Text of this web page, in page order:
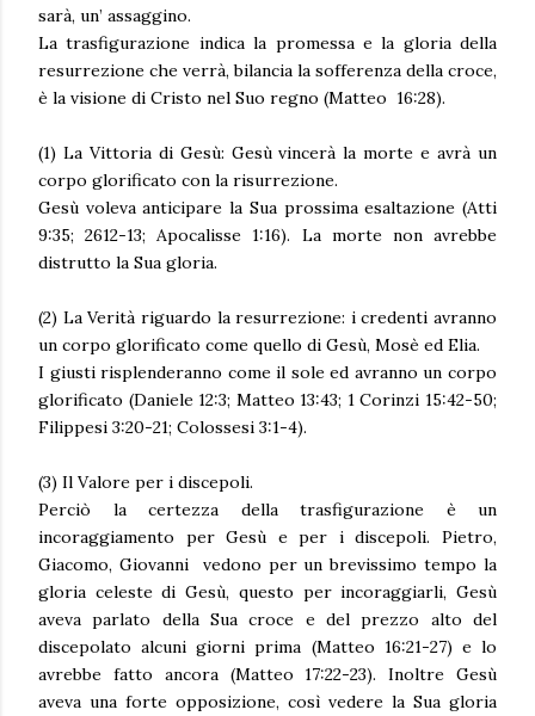
sarà, un’ assaggino.
La trasfigurazione indica la promessa e la gloria della
resurrezione che verrà, bilancia la sofferenza della croce,
è la visione di Cristo nel Suo regno (Matteo 16:28).
(1) La Vittoria di Gesù: Gesù vincerà la morte e avrà un
corpo glorificato con la risurrezione.
Gesù voleva anticipare la Sua prossima esaltazione (Atti
9:35; 2612-13; Apocalisse 1:16). La morte non avrebbe
distrutto la Sua gloria.
(2) La Verità riguardo la resurrezione: i credenti avranno
un corpo glorificato come quello di Gesù, Mosè ed Elia.
I giusti risplenderanno come il sole ed avranno un corpo
glorificato (Daniele 12:3; Matteo 13:43; 1 Corinzi 15:42-50;
Filippesi 3:20-21; Colossesi 3:1-4).
(3) Il Valore per i discepoli.
Perciò la certezza della trasfigurazione è un
incoraggiamento per Gesù e per i discepoli. Pietro,
Giacomo, Giovanni vedono per un brevissimo tempo la
gloria celeste di Gesù, questo per incoraggiarli, Gesù
aveva parlato della Sua croce e del prezzo alto del
discepolato alcuni giorni prima (Matteo 16:21-27) e lo
avrebbe fatto ancora (Matteo 17:22-23). Inoltre Gesù
aveva una forte opposizione, così vedere la Sua gloria